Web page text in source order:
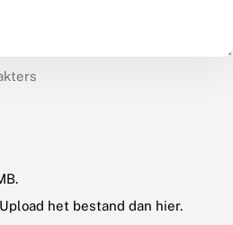
het bestand dan hier.